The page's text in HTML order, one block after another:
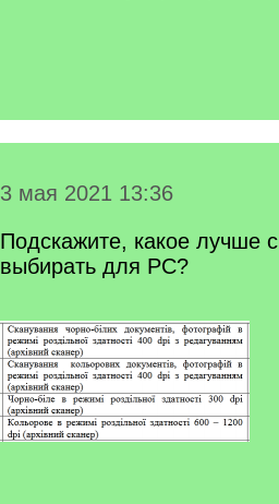
3 мая 2021 13:36
Подскажите, какое лучше
выбирать для РС?